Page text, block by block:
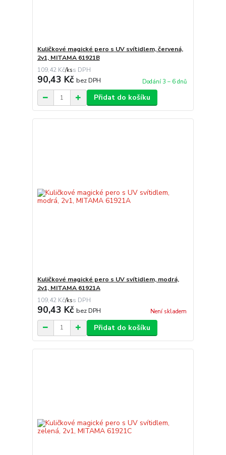
Kuličkové magické pero s UV svítidlem, červená,
2v1, MITAMA 61921B
109,42 Kč/ks
90,43 Kč bez DPH Dodání 3 – 6 dnů
Přidat do košíku
Kuličkové magické pero s UV svítidlem, modrá,
2v1, MITAMA 61921A
109,42 Kč/ks
90,43 Kč bez DPH Není skladem
Přidat do košíku